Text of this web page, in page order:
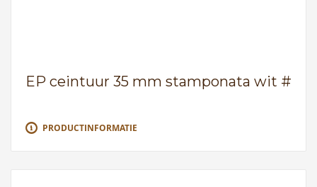
EP ceintuur 35 mm stamponata wit #
PRODUCTINFORMATIE